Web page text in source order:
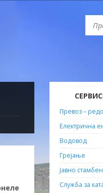
Превоз –
Електрична
Водовод
Грејање
Јавно
Служба за